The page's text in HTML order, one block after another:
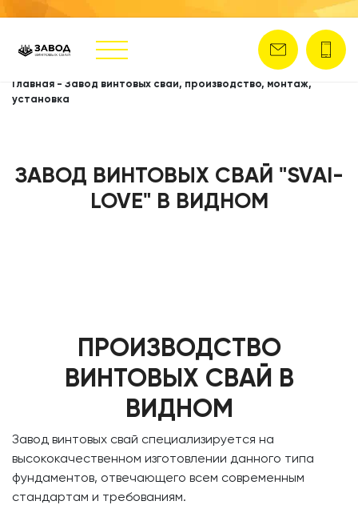
Главная - Завод винтовых свай, производство, монтаж,
установка
ЗАВОД ВИНТОВЫХ СВАЙ "SVAI-
LOVE" В ВИДНОМ
ПРОИЗВОДСТВО
ВИНТОВЫХ СВАЙ В
ВИДНОМ
Завод винтовых свай специализируется на
высококачественном изготовлении данного типа
фундаментов, отвечающего всем современным
стандартам и требованиям.